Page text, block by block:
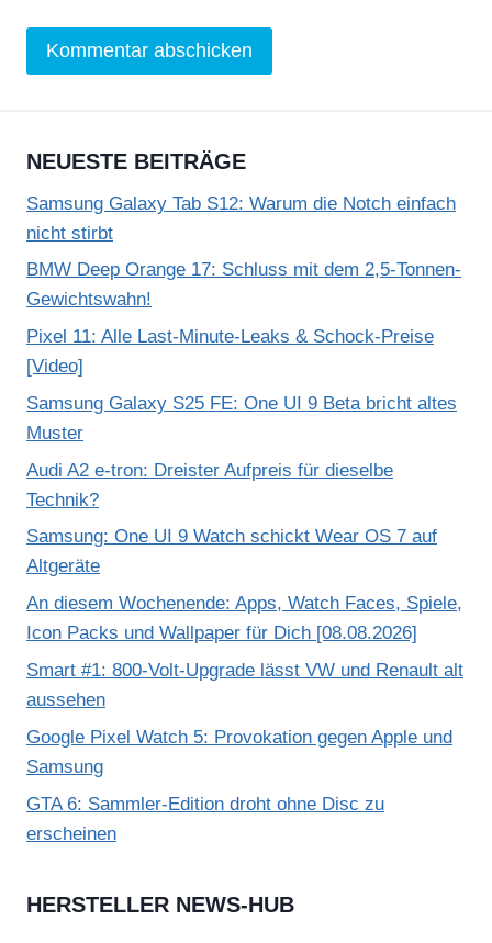
NEUESTE BEITRÄGE
Samsung Galaxy Tab S12: Warum die Notch einfach
nicht stirbt
BMW Deep Orange 17: Schluss mit dem 2,5-Tonnen-
Gewichtswahn!
Pixel 11: Alle Last-Minute-Leaks & Schock-Preise
[Video]
Samsung Galaxy S25 FE: One UI 9 Beta bricht altes
Muster
Audi A2 e-tron: Dreister Aufpreis für dieselbe
Technik?
Samsung: One UI 9 Watch schickt Wear OS 7 auf
Altgeräte
An diesem Wochenende: Apps, Watch Faces, Spiele,
Icon Packs und Wallpaper für Dich [08.08.2026]
Smart #1: 800-Volt-Upgrade lässt VW und Renault alt
aussehen
Google Pixel Watch 5: Provokation gegen Apple und
Samsung
GTA 6: Sammler-Edition droht ohne Disc zu
erscheinen
HERSTELLER NEWS-HUB